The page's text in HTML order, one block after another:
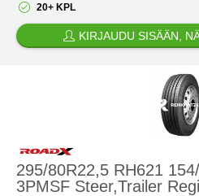
20+ KPL
KIRJAUDU SISÄÄN,
295/80R22,5 RH621
3PMSF Steer,Trailer